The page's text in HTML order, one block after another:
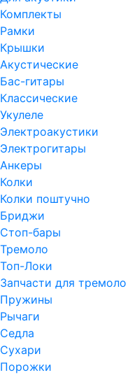
Комплекты
Рамки
Крышки
Акустические
Бас-гитары
Классические
Укулеле
Электроакустики
Электрогитары
Анкеры
Колки
Колки поштучно
Бриджи
Стоп-бары
Тремоло
Топ-Локи
Запчасти для тремоло
Пружины
Рычаги
Седла
Сухари
Порожки